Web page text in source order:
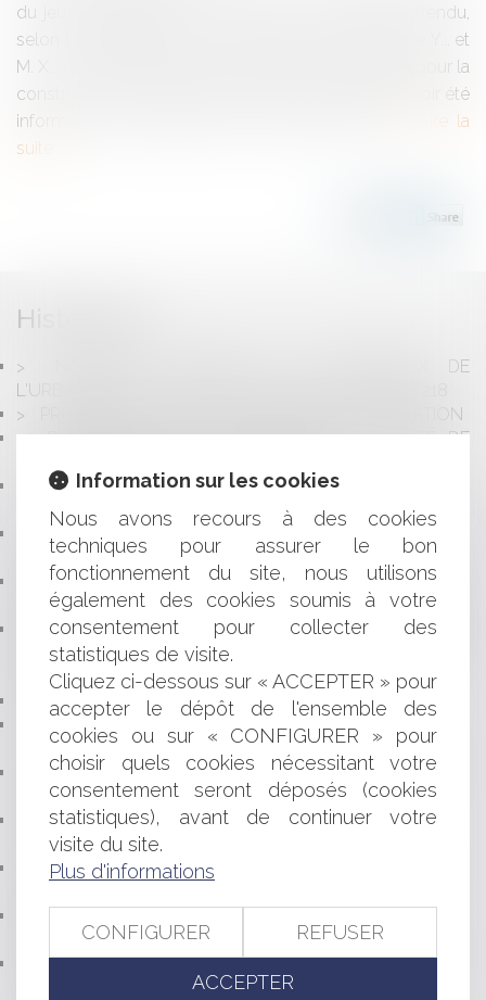
du jeudi 5 juillet 2018 N° de pourvoi: 17-18803 Attendu,
selon l'arrêt attaqué (Paris, 27 janvier 2017), que Mme Y... et
M. X... ont sollicité des prêts de la Société générale pour la
construction d'une maison individuelle ; qu'après avoir été
informés par la banque de ce que les devis...
Lire la
suite
Historique
NOUVELLE RÉFORME DU CONTENTIEUX DE
L'URBANISME : CE QUI CHANGE AU 1ER OCTOBRE 218
PROPRIÉTÉ ET USAGE DES CHEMINS D'EXPLOITATION
PUBLICATION DE LA LOI POUR LA LIBERTÉ DE
FONDATIONS ET ASSOCIATIONS RECONNUES
D'UTILITÉ PUBLIQUE : DE NOUVEAUX STATUTS
RÉMUNÉRATION DE L’AGENT IMMOBILIER EN
L’ABSENCE DE SIGNATURE DU COMPROMIS DE VENTE
DES TÉMOIGNAGES ANONYMES NE PEUVENT À EUX
SEULS JUSTIFIER UNE FAUTE
PAS DE TESTAMENT PAR SMS : LA TRANSFORMATION
NUMÉRIQUE PEUT-ELLE RÉVOLUTIONNER LE DROIT DES
SUCCESSIONS ?
BACCALAURÉAT : QUELLES MODIFICATIONS ?
L'EMPLOYEUR DOIT FOURNIR AU SALARIÉ UN
ÉQUIPEMENT DE TRAVAIL ADAPTÉ
BAIL COMMERCIAL : NULLITÉ DES CLAUSES
D'INDEXATION : LE FEUILLETON CONTINUE ...
CHANGEMENT DE NOM DES COMMUNES : LA
SIMPLIFICATION ESTIVALE
REPRISE D'UNE PHOTOGRAPHIE SUR UN SITE
RÉGULARISATION EN CAS D'ERREUR
QUELLE UTILISATION DES TÉLÉPHONES PORTABLES
DANS LES ÉTABLISSEMENTS SCOLAIRES ?
Information sur les cookies
Nous avons recours à des cookies
techniques pour assurer le bon
fonctionnement du site, nous utilisons
également des cookies soumis à votre
consentement pour collecter des
statistiques de visite.
Cliquez ci-dessous sur « ACCEPTER » pour
accepter le dépôt de l'ensemble des
cookies ou sur « CONFIGURER » pour
choisir quels cookies nécessitant votre
consentement seront déposés (cookies
statistiques), avant de continuer votre
visite du site.
Plus d'informations
CONFIGURER REFUSER
ACCEPTER